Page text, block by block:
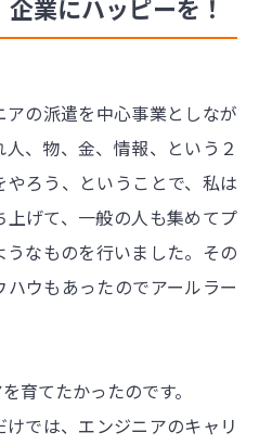
業にハッピーを！
の派遣を中心事業としなが
、物、金、情報、という２
ろう、ということで、私は
げて、一般の人も集めてプ
なものを行いました。その
ウもあったのでアールラー
育てたかったのです。
では、エンジニアのキャリ